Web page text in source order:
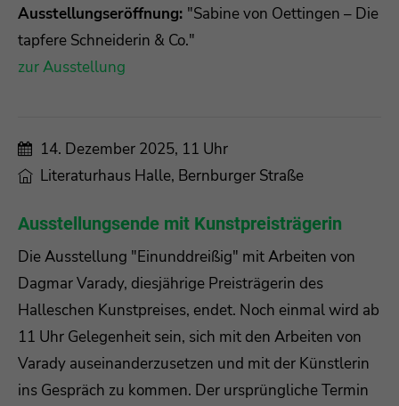
Ausstellungseröffnung: "Sabine von Oettingen – Die
tapfere Schneiderin & Co."
zur Ausstellung
14. Dezember 2025, 11 Uhr
Literaturhaus Halle, Bernburger Straße
Ausstellungsende mit Kunstpreisträgerin
Die Ausstellung "Einunddreißig" mit Arbeiten von
Dagmar Varady, diesjährige Preisträgerin des
Halleschen Kunstpreises, endet. Noch einmal wird ab
11 Uhr Gelegenheit sein, sich mit den Arbeiten von
Varady auseinanderzusetzen und mit der Künstlerin
ins Gespräch zu kommen. Der ursprüngliche Termin